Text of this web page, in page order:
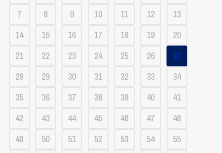
7
8 9 10 11 12
13
14
15 16 17 18 19
20
21
22 23 24 25 26
27
28
29 30 31 32 33
34
35
36 37 38 39 40
41
42
43 44 45 46 47
48
49
50 51 52 53 54
55